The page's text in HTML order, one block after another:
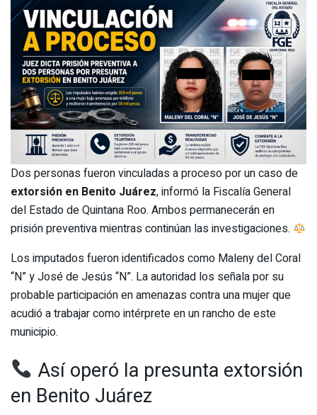
Dos personas fueron vinculadas a proceso por un caso de
extorsión en Benito Juárez, informó la Fiscalía General
del Estado de Quintana Roo. Ambos permanecerán en
prisión preventiva mientras continúan las investigaciones.
Los imputados fueron identificados como Maleny del Coral
“N” y José de Jesús “N”. La autoridad los señala por su
probable participación en amenazas contra una mujer que
acudió a trabajar como intérprete en un rancho de este
municipio.
Así operó la presunta extorsión
en Benito Juárez